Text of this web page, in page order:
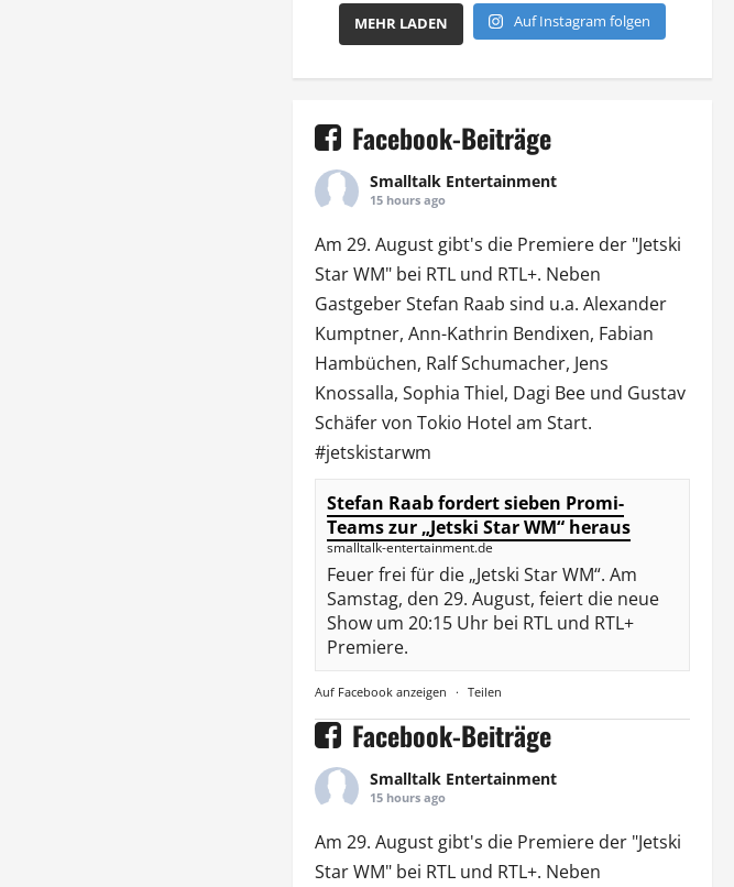
MEHR LADEN Auf Instagram folgen
Facebook-Beiträge
Smalltalk Entertainment
15 hours ago
Am 29. August gibt's die Premiere der "Jetski
Star WM" bei RTLund RTL+. Neben
Gastgeber Stefan Raab sind u.a. Alexander
Kumptner, Ann-Kathrin Bendixen, Fabian
Hambüchen, Ralf Schumacher, Jens
Knossalla, Sophia Thiel, Dagi Beeund Gustav
Schäfer von Tokio Hotel am Start.
#jetskistarwm
Stefan Raab fordert sieben Promi-
Teams zur „Jetski Star WM“ heraus
smalltalk-entertainment.de
Feuer frei für die „Jetski Star WM“. Am
Samstag, den 29. August, feiert die neue
Show um 20:15 Uhr bei RTL und RTL+
Premiere.
Auf Facebook anzeigen · Teilen
Facebook-Beiträge
Smalltalk Entertainment
15 hours ago
Am 29. August gibt's die Premiere der "Jetski
Star WM" bei RTLund RTL+. Neben